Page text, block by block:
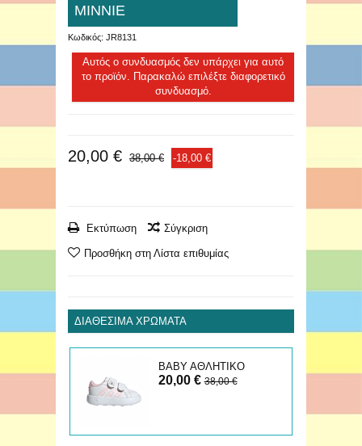
MINNIE
Κωδικός: JR8131
Αυτός ο συνδυασμός δεν υπάρχει για αυτό
το προϊόν. Παρακαλώ επιλέξτε διαφορετικό
συνδυασμό.
20,00 € 38,00 € -18,00 €
Εκτύπωση Σύγκριση
Προσθήκη στη Λίστα επιθυμίας
ΔΙΑΘΈΣΙΜΑ ΧΡΏΜΑΤΑ
ΒΑΒΥ ΑΘΛΗΤΙΚΟ
GRAND COURT MINNIE
20,00 €38,00 €